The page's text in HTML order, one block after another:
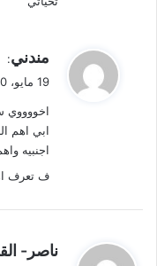
ق
ل
مندني:
19 مايو، 2010 الساعة 2:24 ص
اخووووي
ابي اهم
اجنبيه
ف تعرف
يناصر-